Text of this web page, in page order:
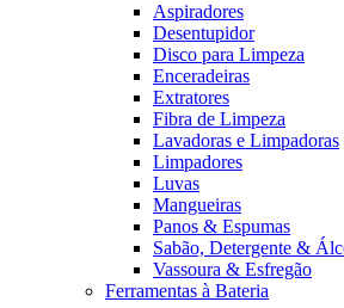
Aspiradores
Desentupidor
Disco para Limpeza
Enceradeiras
Extratores
Fibra de Limpeza
Lavadoras e Limpadoras
Limpadores
Luvas
Mangueiras
Panos & Espumas
Sabão, Detergente &
Vassoura & Esfregão
Ferramentas à Bateria